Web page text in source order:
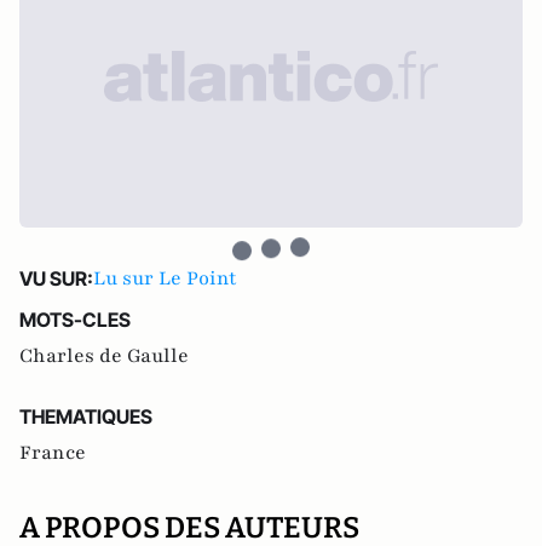
VU SUR:Lu sur Le Point
MOTS-CLES
Charles de Gaulle
THEMATIQUES
France
A PROPOS DES AUTEURS